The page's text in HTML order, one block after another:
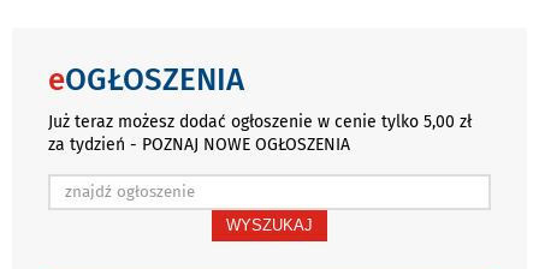
eOGŁOSZENIA
Już teraz możesz dodać ogłoszenie w cenie tylko 5,00 zł
za tydzień - POZNAJ NOWE OGŁOSZENIA
WYSZUKAJ